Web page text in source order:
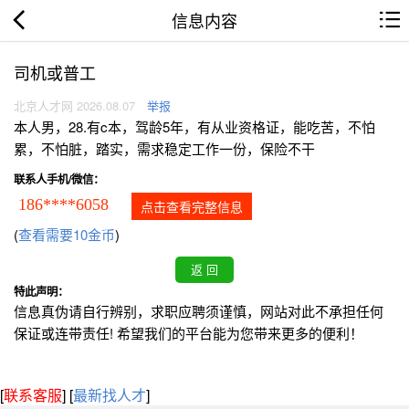
信息内容
司机或普工
北京人才网 2026.08.07 举报
本人男，28.有c本，驾龄5年，有从业资格证，能吃苦，不怕
累，不怕脏，踏实，需求稳定工作一份，保险不干
联系人手机/微信：
186****6058 点击查看完整信息
(查看需要10金币)
特此声明：
信息真伪请自行辨别，求职应聘须谨慎，网站对此不承担任何
保证或连带责任! 希望我们的平台能为您带来更多的便利！
[联系客服] [最新找人才]